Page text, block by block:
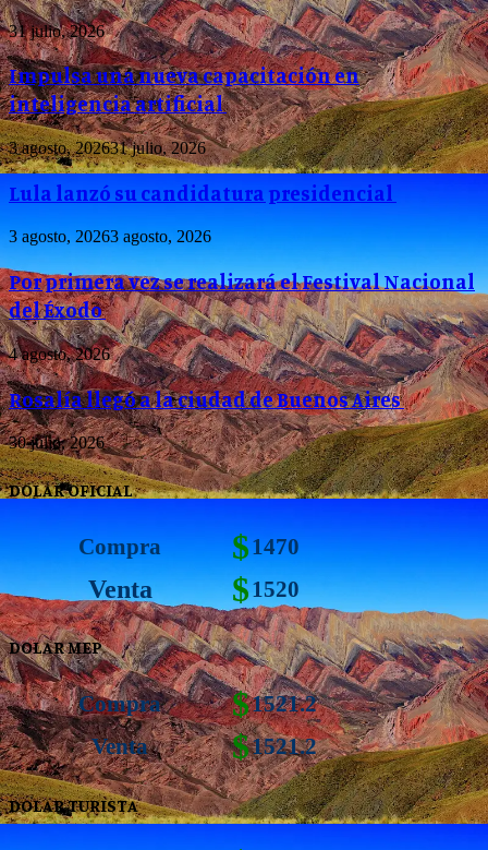
31 julio, 2026
Impulsa una nueva capacitación en
inteligencia artificial
3 agosto, 202631 julio, 2026
Lula lanzó su candidatura presidencial
3 agosto, 20263 agosto, 2026
Por primera vez se realizará el Festival Nacional
del Éxodo
4 agosto, 2026
Rosalía llegó a la ciudad de Buenos Aires
30 julio, 2026
DOLAR OFICIAL
Compra $1470
Venta $1520
DOLAR MEP
Compra $1521.2
Venta
$1521.2
DOLAR TURISTA